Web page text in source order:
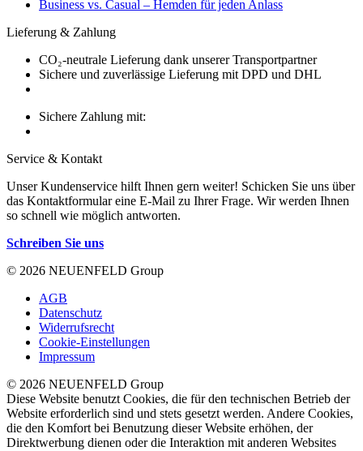
Business vs. Casual – Hemden für jeden Anlass
Lieferung & Zahlung
CO₂-neutrale Lieferung dank unserer Transportpartner
Sichere und zuverlässige Lieferung mit DPD und DHL
Sichere Zahlung mit:
Service & Kontakt
Unser Kundenservice hilft Ihnen gern weiter! Schicken Sie uns über
das Kontaktformular eine E-Mail zu Ihrer Frage. Wir werden Ihnen
so schnell wie möglich antworten.
Schreiben Sie uns
© 2026 NEUENFELD Group
AGB
Datenschutz
Widerrufsrecht
Cookie-Einstellungen
Impressum
© 2026 NEUENFELD Group
Diese Website benutzt Cookies, die für den technischen Betrieb der
Website erforderlich sind und stets gesetzt werden. Andere Cookies,
die den Komfort bei Benutzung dieser Website erhöhen, der
Direktwerbung dienen oder die Interaktion mit anderen Websites